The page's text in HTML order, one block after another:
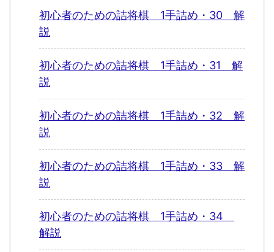
初心者のための詰将棋 1手詰め・30 解
説
初心者のための詰将棋 1手詰め・31 解
説
初心者のための詰将棋 1手詰め・32 解
説
初心者のための詰将棋 1手詰め・33 解
説
初心者のための詰将棋 1手詰め・34
解説